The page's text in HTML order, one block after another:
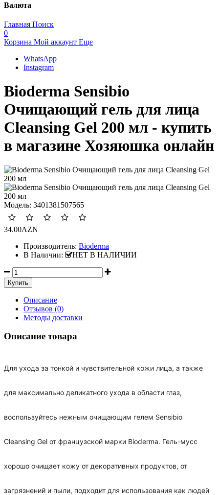
Валюта
Главная Поиск
0
Корзина Мой аккаунт Еще
WhatsApp
Instagram
Bioderma Sensibio
Очищающий гель для лица
Cleansing Gel 200 мл - купить
в магазине Хозяюшка онлайн
Модель: 3401381507565
34.00AZN
Производитель: Bioderma
В Наличии:
НЕТ В НАЛИЧИИ
Описание
Отзывов (0)
Методы доставки
Описание товара
Для ухода за тонкой и чувствительной кожи лица, а также
для максимально деликатного ухода в области глаз,
воспользуйтесь нежным очищающим гелем Sensibio
Cleansing Gel от французской марки Bioderma. Гель-мусс
хорошо очищает кожу от декоративных продуктов, от
загрязнений и пыли, подходит для использования как людей